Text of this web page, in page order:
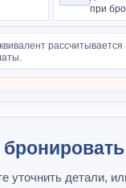
при
рассчитывается
уточнить детали,